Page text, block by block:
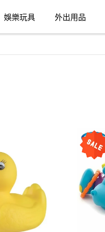
娛樂玩具 外出用品